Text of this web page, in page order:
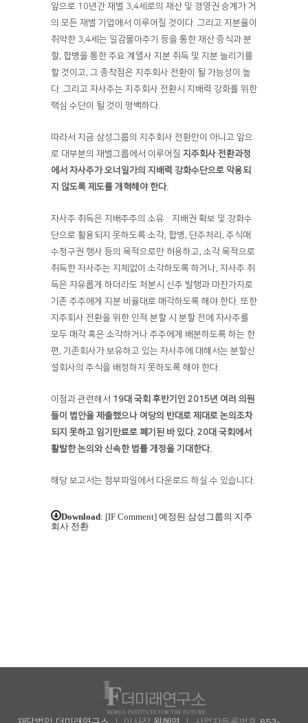
앞으로 10년간 재벌 3,4세로의 재산 및 경영권 승계가 거
의 모든 재벌 기업에서 이루어질 것이다. 그리고 지분율이
취약한 3,4세는 일감몰아주기 등을 통한 재산 증식과 분
할, 합병을 통한 주요 계열사 지분 취득 및 지분 늘리기를
할 것이고, 그 종착점은 지주회사 전환이 될 가능성이 높
다. 그리고 자사주는 지주회사 전환시 지배력 강화를 위한
핵심 수단이 될 것이 명백하다.
따라서 지금 삼성그룹의 지주회사 전환만이 아니고 앞으
로 대부분의 재벌그룹에서 이루어질 지주회사 전환과정
에서 자사주가 오너일가의 지배력 강화수단으로 악용되
지 않도록 제도를 개혁해야 한다.
자사주 취득은 지배주주의 소유·지배권 확보 및 강화수
단으로 활용되지 못하도록 소각, 합병, 단주처리, 주식매
수청구권 행사 등의 목적으로만 허용하고, 소각 목적으로
취득한 자사주는 지체없이 소각하도록 하거나, 자사주 취
득은 자유롭게 하더라도 처분시 신주 발행과 마찬가지로
기존 주주에게 지분 비율대로 매각하도록 해야 한다. 또한
지주회사 전환을 위한 인적 분할 시 분할 전에 자사주를
모두 매각 혹은 소각하거나 주주에게 배분하도록 하는 한
편, 기존회사가 보유하고 있는 자사주에 대해서는 분할신
설회사의 주식을 배정하지 못하도록 해야 한다.
이점과 관련해서 19대 국회 후반기인 2015년 여러 의원
들이 법안을 제출했으나 여당의 반대로 제대로 논의조차
되지 못하고 임기만료로 폐기된 바 있다. 20대 국회에서
활발한 논의와 신속한 법률 개정을 기대한다.
해당 보고서는 첨부파일에서 다운로드 하실 수 있습니다.
Download: [IF Comment] 예정된 삼성그룹의 지주
회사 전환